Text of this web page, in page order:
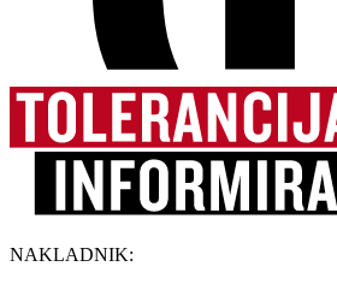
NAKLADNIK: